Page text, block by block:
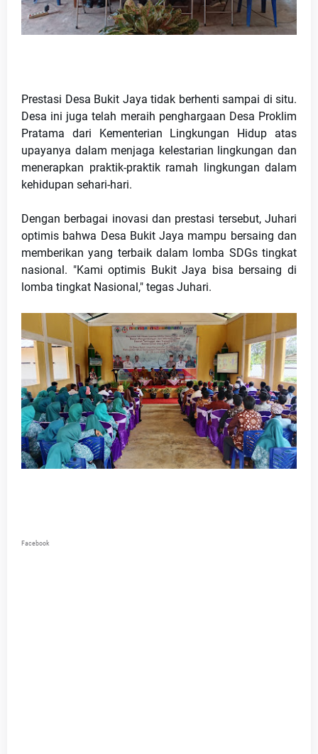
Prestasi Desa Bukit Jaya tidak berhenti sampai di situ.
Desa ini juga telah meraih penghargaan Desa Proklim
Pratama dari Kementerian Lingkungan Hidup atas
upayanya dalam menjaga kelestarian lingkungan dan
menerapkan praktik-praktik ramah lingkungan dalam
kehidupan sehari-hari.
Dengan berbagai inovasi dan prestasi tersebut, Juhari
optimis bahwa Desa Bukit Jaya mampu bersaing dan
memberikan yang terbaik dalam lomba SDGs tingkat
nasional. "Kami optimis Bukit Jaya bisa bersaing di
lomba tingkat Nasional," tegas Juhari.
Facebook